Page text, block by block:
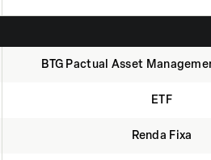
BTG Pactual Asset
ETF
Renda Fixa